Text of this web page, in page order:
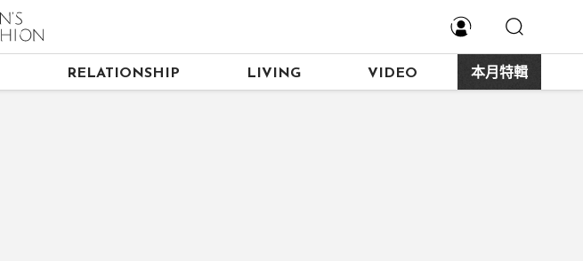
RELATIONSHIP LIVING VIDEO 本月特輯